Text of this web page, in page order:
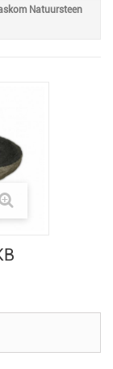
Natuursteen